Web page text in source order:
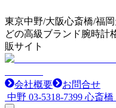
東京中野/大阪心斎橋/福
どの高級ブランド腕時計
販サイト
会社概要
お問合せ
中野 03-5318-7399 心斎橋